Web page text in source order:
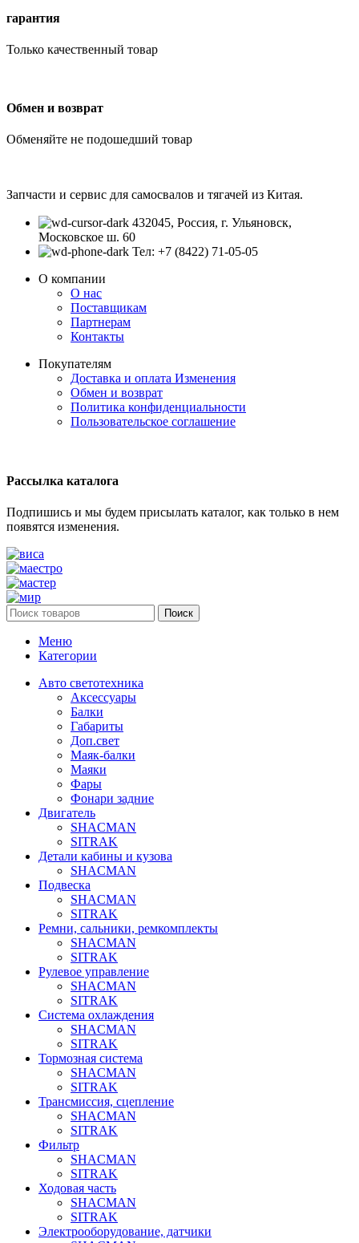
гарантия
Только качественный товар
Обмен и возврат
Обменяйте не подошедший товар
Запчасти и сервис для самосвалов и тягачей из Китая.
432045, Россия, г. Ульяновск,
Московское ш. 60
Тел: +7 (8422) 71-05-05
О компании
О нас
Поставщикам
Партнерам
Контакты
Покупателям
Доставка и оплата Изменения
Обмен и возврат
Политика конфиденциальности
Пользовательское соглашение
Рассылка каталога
Подпишись и мы будем присылать каталог, как только в нем
появятся изменения.
Поиск
Меню
Категории
Авто светотехника
Аксессуары
Балки
Габариты
Доп.свет
Маяк-балки
Маяки
Фары
Фонари задние
Двигатель
SHACMAN
SITRAK
Детали кабины и кузова
SHACMAN
Подвеска
SHACMAN
SITRAK
Ремни, сальники, ремкомплекты
SHACMAN
SITRAK
Рулевое управление
SHACMAN
SITRAK
Система охлаждения
SHACMAN
SITRAK
Тормозная система
SHACMAN
SITRAK
Трансмиссия, сцепление
SHACMAN
SITRAK
Фильтр
SHACMAN
SITRAK
Ходовая часть
SHACMAN
SITRAK
Электрооборудование, датчики